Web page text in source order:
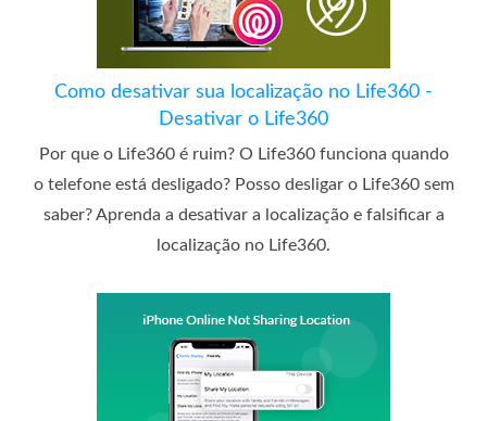
Como desativar sua localização no Life360 -
Desativar o Life360
Por que o Life360 é ruim? O Life360 funciona quando
o telefone está desligado? Posso desligar o Life360 sem
saber? Aprenda a desativar a localização e falsificar a
localização no Life360.